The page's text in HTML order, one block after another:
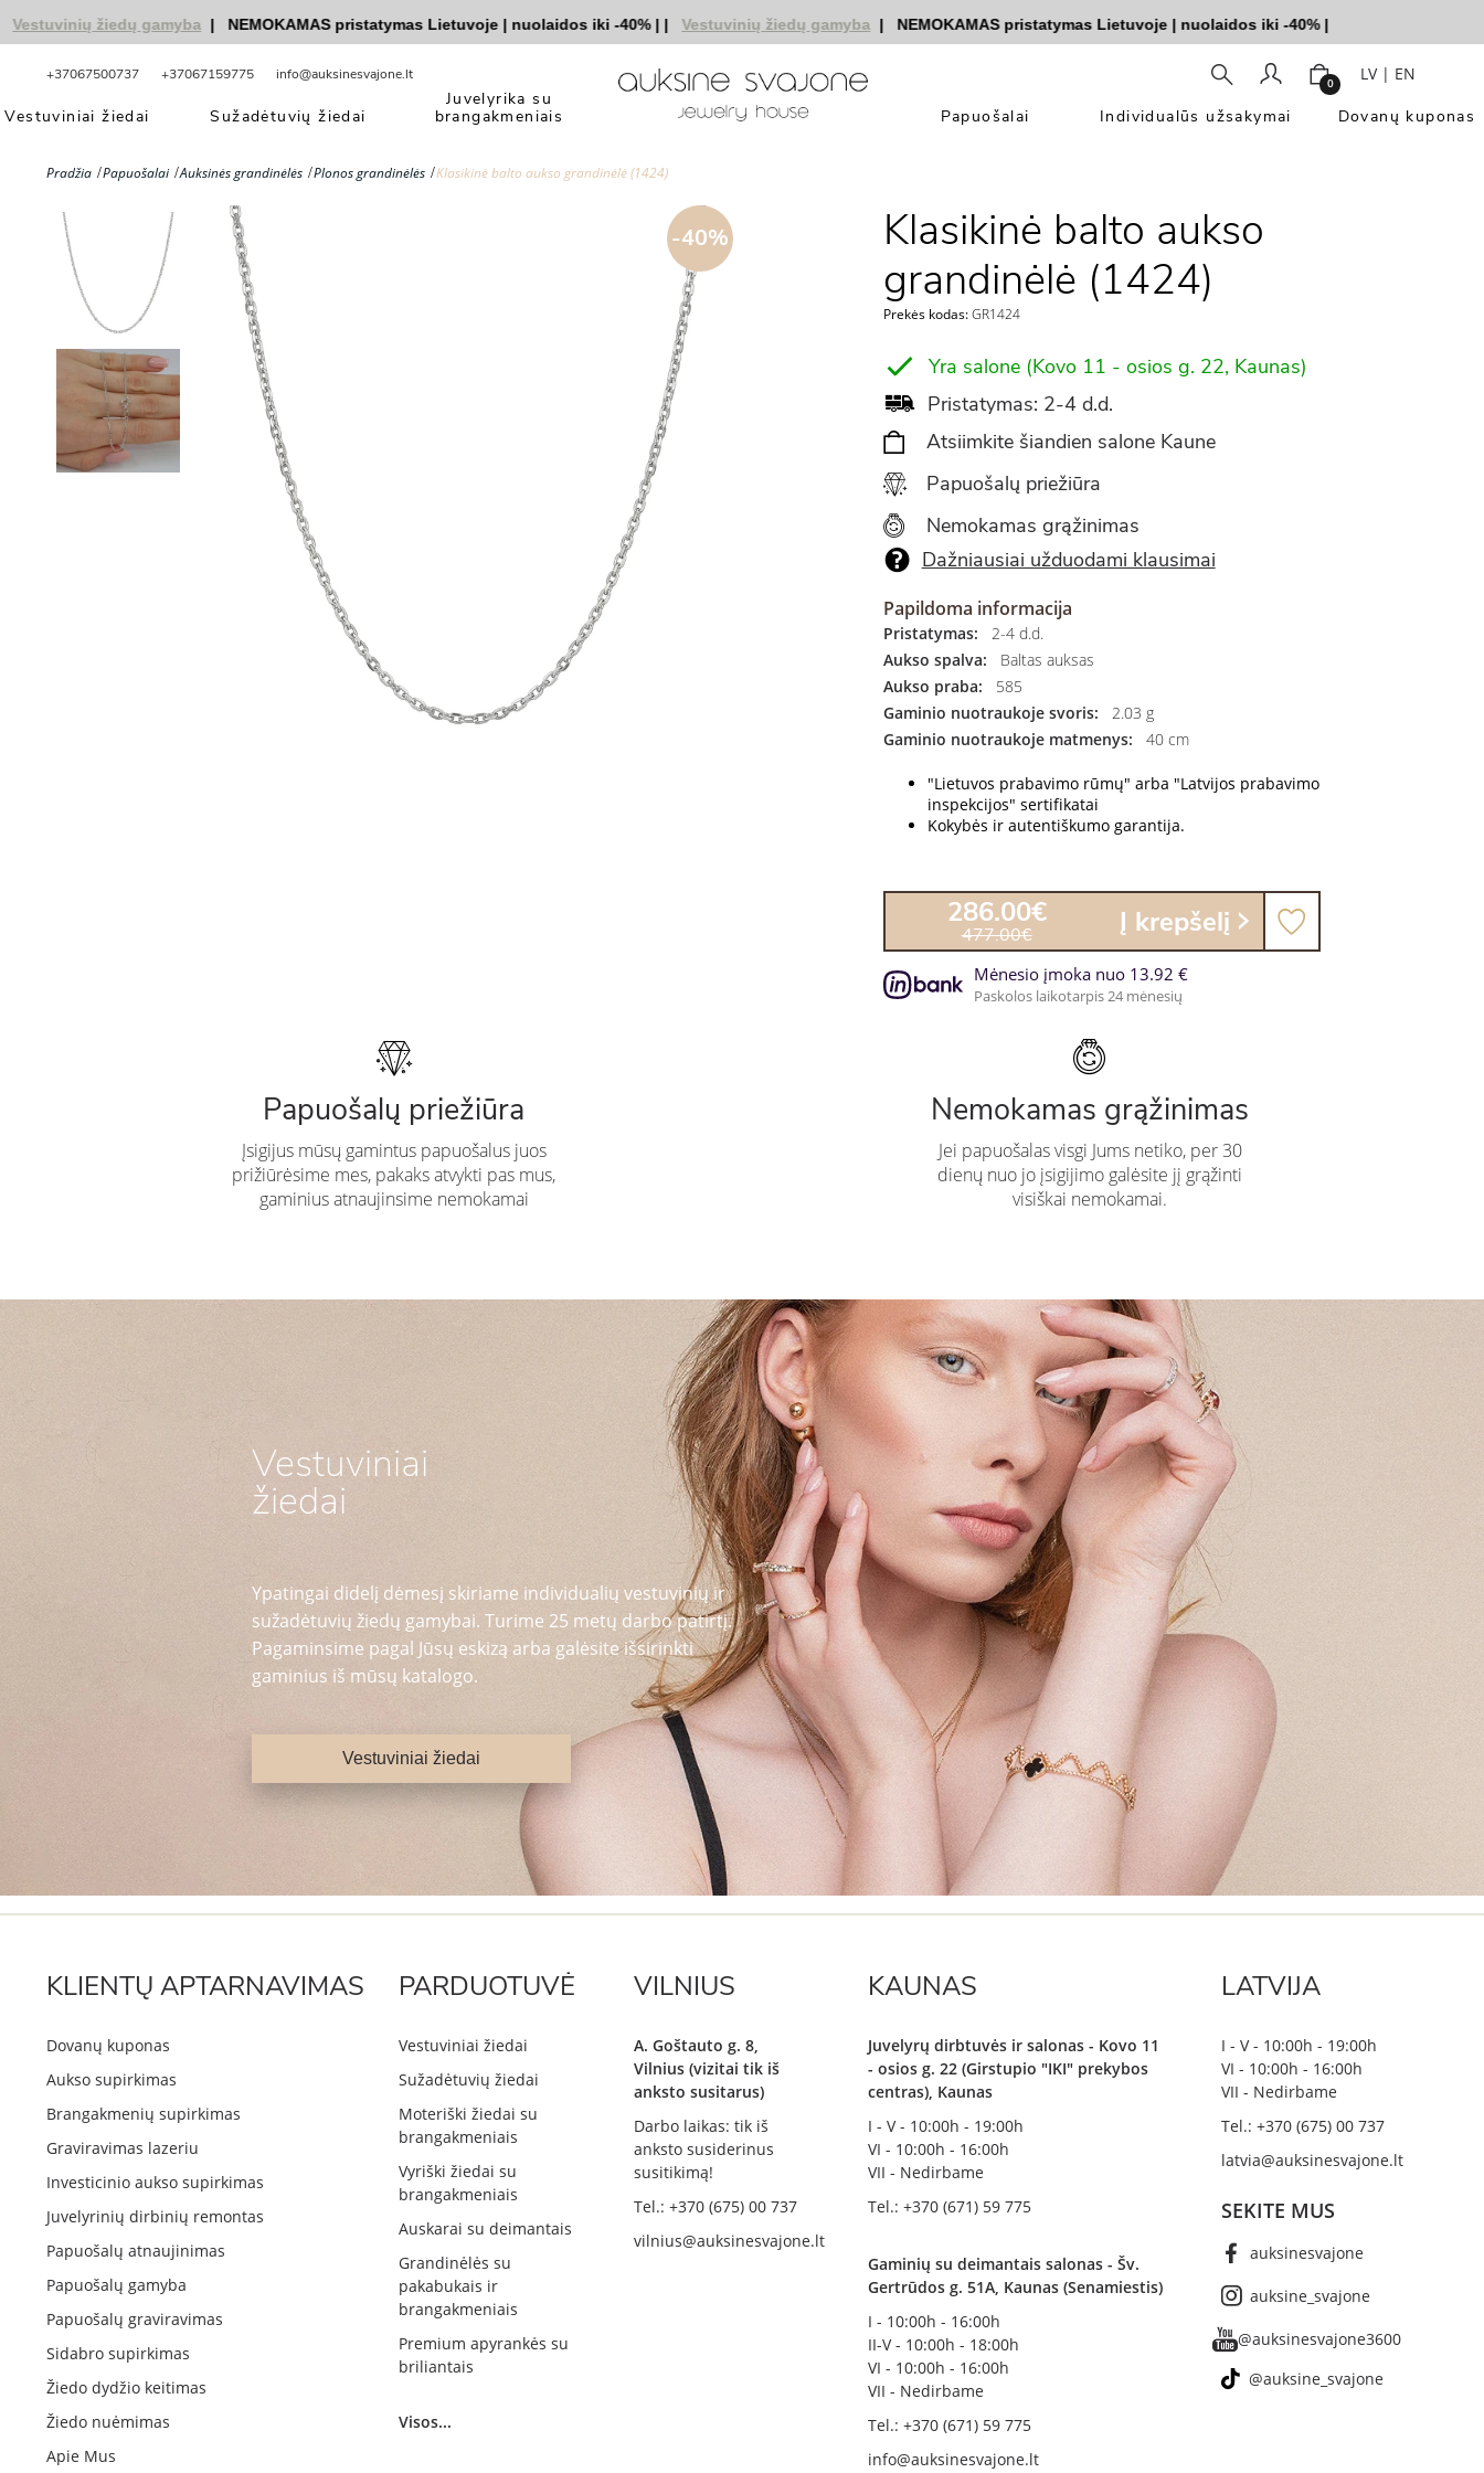
žiedų gamyba | NEMOKAMAS pristatymas Lietuvoje|nuolaidos iki -40%|| Vestuvinių žiedų gamyba | NEMOKAMAS pristatymas Lietuvoje|nuolaidos iki -40%|
+37067500737 +37067159775 info@auksinesvajone.lt 0 LV| EN
Vestuviniai žiedai Sužadėtuvių žiedai
Juvelyrika su
brangakmeniais
Papuošalai Individualūs užsakymai Dovanų kuponas
Pradžia Papuošalai Auksinės grandinėlės Plonos grandinėlės Klasikinė balto aukso grandinėlė (1424)
-40%
Klasikinė balto aukso
grandinėlė (1424)
Prekės kodas:GR1424
Yra salone (Kovo 11 - osios g. 22, Kaunas)
Pristatymas: 2-4 d.d.
Atsiimkite šiandien salone Kaune
Papuošalų priežiūra
Nemokamas grąžinimas
Dažniausiai užduodami klausimai
Papildoma informacija
Pristatymas:
2-4 d.d.
Aukso spalva:
Baltas auksas
Aukso praba:
585
Gaminio nuotraukoje svoris:
2.03 g
Gaminio nuotraukoje matmenys:
40 cm
"Lietuvos prabavimo rūmų" arba "Latvijos prabavimo
inspekcijos" sertifikatai
Kokybės ir autentiškumo garantija.
286.00€
477.00€ Į krepšelį
Mėnesio įmoka nuo 13.92 €
Paskolos laikotarpis 24 mėnesių
Papuošalų priežiūra
Įsigijus mūsų gamintus papuošalus juos
prižiūrėsime mes, pakaks atvykti pas mus,
gaminius atnaujinsime nemokamai
Nemokamas grąžinimas
Jei papuošalas visgi Jums netiko, per 30
dienų nuo jo įsigijimo galėsite jį grąžinti
visiškai nemokamai.
Vestuviniai
žiedai
Ypatingai didelį dėmesį skiriame individualių vestuvinių ir
sužadėtuvių žiedų gamybai. Turime 25 metų darbo patirtį.
Pagaminsime pagal Jūsų eskizą arba galėsite išsirinkti
gaminius iš mūsų katalogo.
Vestuviniai žiedai
KLIENTŲ APTARNAVIMAS
Dovanų kuponas
Aukso supirkimas
Brangakmenių supirkimas
Graviravimas lazeriu
Investicinio aukso supirkimas
Juvelyrinių dirbinių remontas
Papuošalų atnaujinimas
Papuošalų gamyba
Papuošalų graviravimas
Sidabro supirkimas
Žiedo dydžio keitimas
Žiedo nuėmimas
Apie Mus
PARDUOTUVĖ
Vestuviniai žiedai
Sužadėtuvių žiedai
Moteriški žiedai su
brangakmeniais
Vyriški žiedai su
brangakmeniais
Auskarai su deimantais
Grandinėlės su
pakabukais ir
brangakmeniais
Premium apyrankės su
briliantais
Visos...
VILNIUS
A. Goštauto g. 8,
Vilnius (vizitai tik iš
anksto susitarus)
Darbo laikas: tik iš
anksto susiderinus
susitikimą!
Tel.: +370 (675) 00 737
vilnius@auksinesvajone.lt
KAUNAS
Juvelyrų dirbtuvės ir salonas - Kovo 11
- osios g. 22 (Girstupio "IKI" prekybos
centras), Kaunas
I - V - 10:00h - 19:00h
VI - 10:00h - 16:00h
VII - Nedirbame
Tel.: +370 (671) 59 775
Gaminių su deimantais salonas - Šv.
Gertrūdos g. 51A, Kaunas (Senamiestis)
I - 10:00h - 16:00h
II-V - 10:00h - 18:00h
VI - 10:00h - 16:00h
VII - Nedirbame
Tel.: +370 (671) 59 775
info@auksinesvajone.lt
LATVIJA
I - V - 10:00h - 19:00h
VI - 10:00h - 16:00h
VII - Nedirbame
Tel.: +370 (675) 00 737
latvia@auksinesvajone.lt
SEKITE MUS
auksinesvajone
auksine_svajone
@auksinesvajone3600
@auksine_svajone